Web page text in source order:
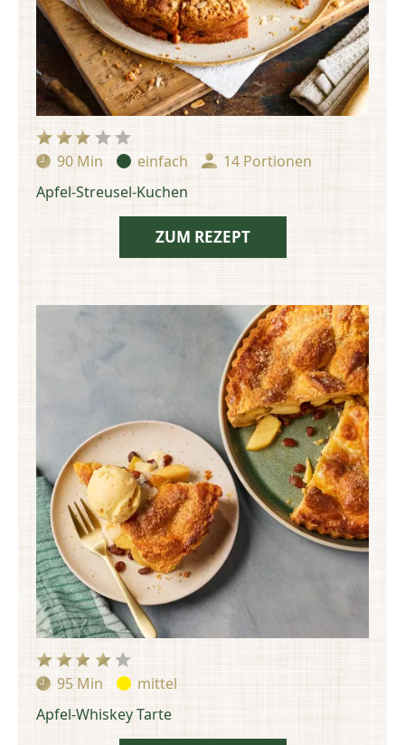
Zubereitungszeit:
90 Min Schwierigkeit:
einfach Portionen:
14 Portionen
Apfel-Streusel-Kuchen
ZUM REZEPT
Zubereitungszeit:
95 Min Schwierigkeit:
mittel
Apfel-Whiskey Tarte